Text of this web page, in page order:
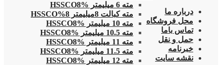
مته 6 میلیمتر HSSCO8%
مته کبالت 8میلیمتر 8%HSSCO
مته 10 میلیمتر HSSCO8%
مته 10.5 میلیمتر HSSCO8%
مته 11 میلیمتر HSSCO8%
مته 11.5 میلیمتر HSSCO8%
مته 12 میلیمتر HSSCO8%
درباره ما
محل فروشگاه
تماس باما
حمل و نقل
خبرنامه
نقشه سایت